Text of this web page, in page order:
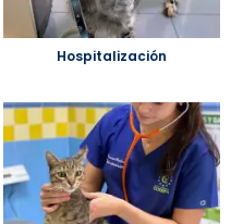
Hospitalización